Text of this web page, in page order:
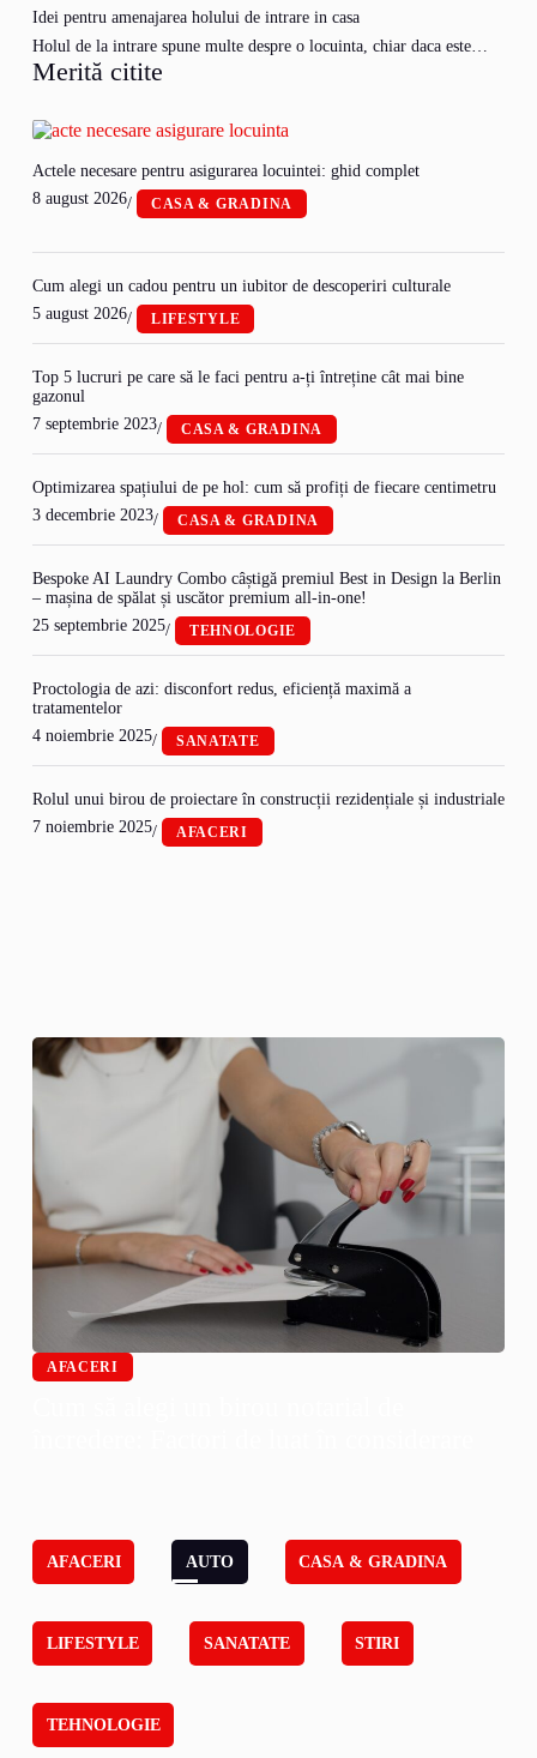
Idei pentru amenajarea holului de intrare in casa
Holul de la intrare spune multe despre o locuinta, chiar daca este…
Merită citite
Actele necesare pentru asigurarea locuintei: ghid complet
8 august 2026/ CASA & GRADINA
Cum alegi un cadou pentru un iubitor de descoperiri culturale
5 august 2026/ LIFESTYLE
Top 5 lucruri pe care să le faci pentru a-ți întreține cât mai bine
gazonul
7 septembrie 2023/ CASA & GRADINA
Optimizarea spațiului de pe hol: cum să profiți de fiecare centimetru
3 decembrie 2023/ CASA & GRADINA
Bespoke AI Laundry Combo câștigă premiul Best in Design la Berlin
– mașina de spălat și uscător premium all-in-one!
25 septembrie 2025/ TEHNOLOGIE
Proctologia de azi: disconfort redus, eficiență maximă a
tratamentelor
4 noiembrie 2025/ SANATATE
Rolul unui birou de proiectare în construcții rezidențiale și industriale
7 noiembrie 2025/ AFACERI
AFACERI
AFACERI AUTO CASA & GRADINA
LIFESTYLE SANATATE STIRI
TEHNOLOGIE